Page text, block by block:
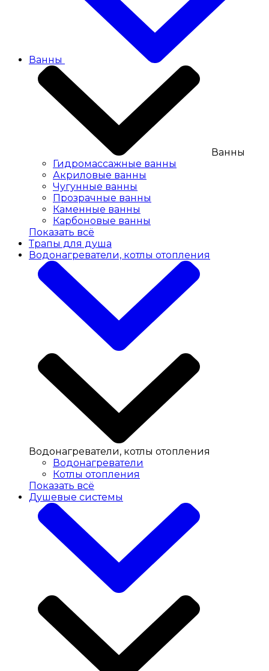
Ванны
Ванны
Гидромассажные ванны
Акриловые ванны
Чугунные ванны
Прозрачные ванны
Каменные ванны
Карбоновые ванны
Показать всё
Трапы для душа
Водонагреватели, котлы отопления
Водонагреватели, котлы отопления
Водонагреватели
Котлы отопления
Показать всё
Душевые системы